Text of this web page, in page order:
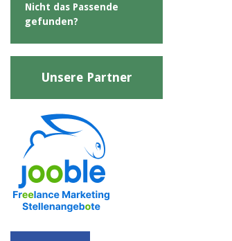
Nicht das Passende
gefunden?
Unsere Partner